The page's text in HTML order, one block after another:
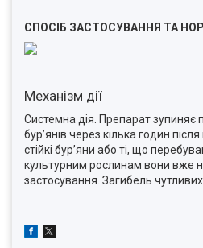
СПОСІБ ЗАСТОСУВАННЯ ТА
Механізм дії
Системна дія. Препарат зупиняє
бур’янів через кілька годин
стійкі бур’яни або ті, що
культурним рослинам вони вже
застосування. Загибель